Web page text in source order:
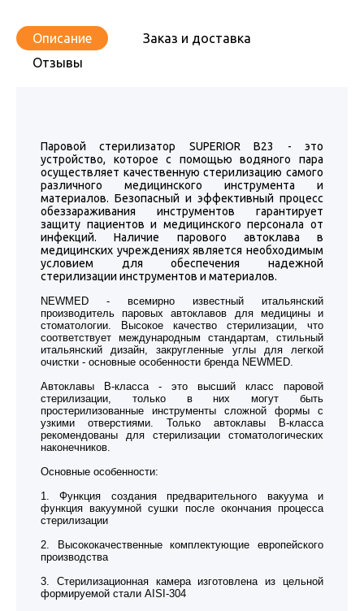
Описание
Заказ и доставка
Отзывы
Паровой стерилизатор SUPERIOR B23 - это
устройство, которое с помощью водяного пара
осуществляет качественную стерилизацию самого
различного медицинского инструмента и
материалов. Безопасный и эффективный процесс
обеззараживания инструментов гарантирует
защиту пациентов и медицинского персонала от
инфекций. Наличие парового автоклава в
медицинских учреждениях является необходимым
условием для обеспечения надежной
стерилизации инструментов и материалов.
NEWMED - всемирно известный итальянский
производитель паровых автоклавов для медицины и
стоматологии. Высокое качество стерилизации, что
соответствует международным стандартам, стильный
итальянский дизайн, закругленные углы для легкой
очистки - основные особенности бренда NEWMED.
Автоклавы В-класса - это высший класс паровой
стерилизации, только в них могут быть
простерилизованные инструменты сложной формы с
узкими отверстиями. Только автоклавы В-класса
рекомендованы для стерилизации стоматологических
наконечников.
Основные особенности:
1. Функция создания предварительного вакуума и
функция вакуумной сушки после окончания процесса
стерилизации
2. Высококачественные комплектующие европейского
производства
3. Стерилизационная камера изготовлена из цельной
формируемой стали AISI-304